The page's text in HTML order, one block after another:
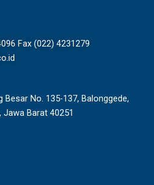
Fax (022) 4231279
Besar No. 135-137, Balonggede,
Jawa Barat 40251